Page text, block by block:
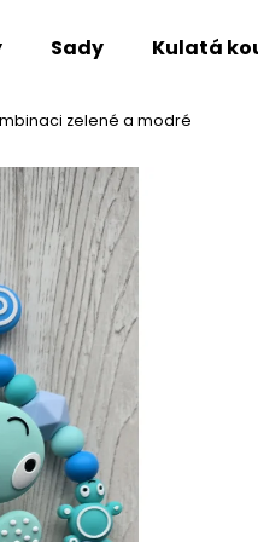
Sady Kulatá
zelené a modré
Co potřebujete
Doporučujeme